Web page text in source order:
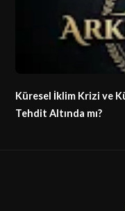
Küresel İklim Krizi ve
Tehdit Altında mı?